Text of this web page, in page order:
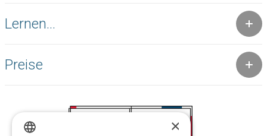
Lernen...
Preise
×